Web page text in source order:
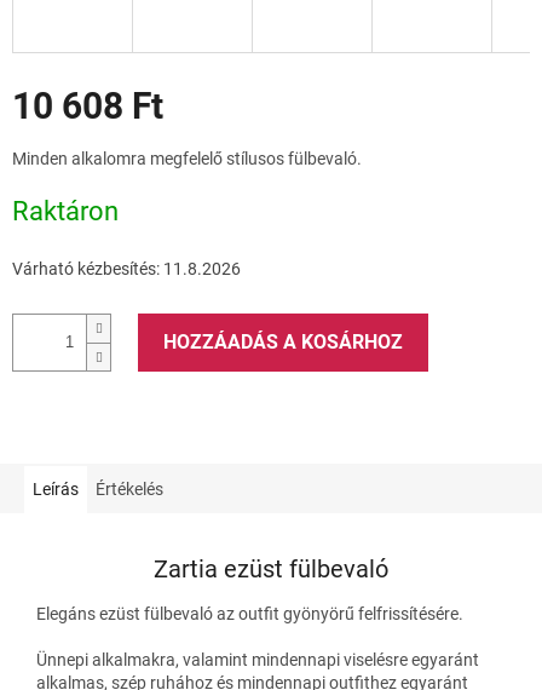
10 608 Ft
Minden alkalomra megfelelő stílusos fülbevaló.
Raktáron
Várható kézbesítés: 11.8.2026
HOZZÁADÁS A KOSÁRHOZ
Leírás Értékelés
Zartia ezüst fülbevaló
Elegáns ezüst fülbevaló az outfit gyönyörű felfrissítésére.
Ünnepi alkalmakra, valamint mindennapi viselésre egyaránt
alkalmas, szép ruhához és mindennapi outfithez egyaránt